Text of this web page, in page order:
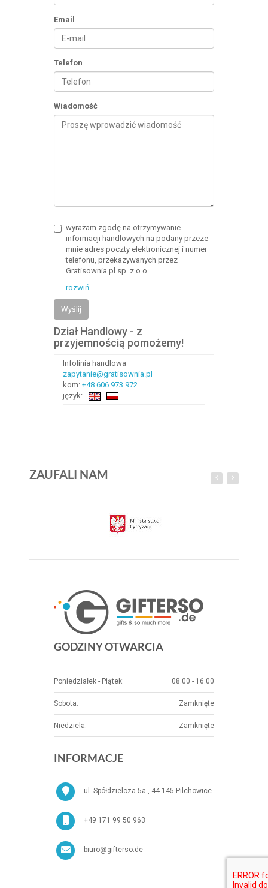
Email
Telefon
Wiadomość
wyrażam zgodę na otrzymywanie
informacji handlowych na podany przeze
mnie adres poczty elektronicznej i numer
telefonu, przekazywanych przez
Gratisownia.pl sp. z o.o.
rozwiń
Wyślij
Dział Handlowy - z
przyjemnością pomożemy!
Infolinia handlowa
zapytanie@gratisownia.pl
kom: +48 606 973 972
język:
ZAUFALI NAM
GODZINY OTWARCIA
Poniedziałek - Piątek: 08.00 - 16.00
Sobota: Zamknięte
Niedziela: Zamknięte
INFORMACJE
ul. Spółdzielcza 5a , 44-145 Pilchowice
+49 171 99 50 963
biuro@gifterso.de